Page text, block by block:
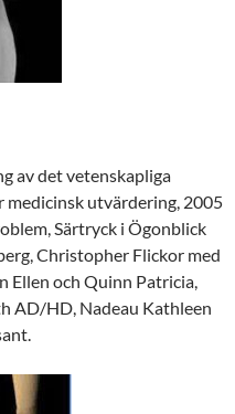
av det vetenskapliga
medicinsk utvärdering, 2005
Särtryck i Ögonblick
Christopher Flickor med
Ellen och Quinn Patricia,
AD/HD, Nadeau Kathleen